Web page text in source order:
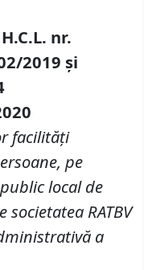
nr.
2019 și
20
facilităţi
pe
local de
RATBV
a